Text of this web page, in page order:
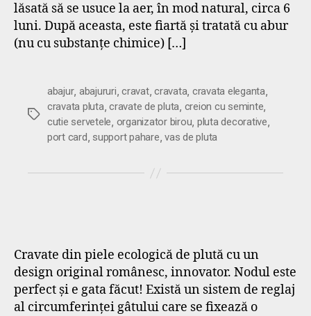
lăsată să se usuce la aer, în mod natural, circa 6
luni. După aceasta, este fiartă și tratată cu abur
(nu cu substanțe chimice) […]
Etichete
abajur, abajururi,cravat,cravata, cravata eleganta,
cravata pluta,cravate de pluta, creion cu seminte,
cutie servetele, organizator birou, pluta decorative,
port card, support pahare,vas de pluta
Cravate din piele ecologică de plută cu un
design original românesc, innovator. Nodul este
perfect și e gata făcut! Există un sistem de reglaj
al circumferinței gâtului care se fixează o